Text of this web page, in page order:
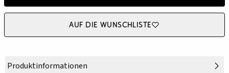
Auf die Wunschliste
Produktinformationen